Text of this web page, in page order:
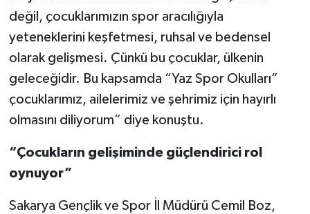
değil, çocuklarımızın spor aracılığıyla
yeteneklerini keşfetmesi, ruhsal ve bedensel
olarak gelişmesi. Çünkü bu çocuklar, ülkenin
geleceğidir. Bu kapsamda “Yaz Spor Okulları”
çocuklarımız, ailelerimiz ve şehrimiz için hayırlı
olmasını diliyorum” diye konuştu.
“Çocukların gelişiminde güçlendirici rol
oynuyor”
Sakarya Gençlik ve Spor İl Müdürü Cemil Boz,